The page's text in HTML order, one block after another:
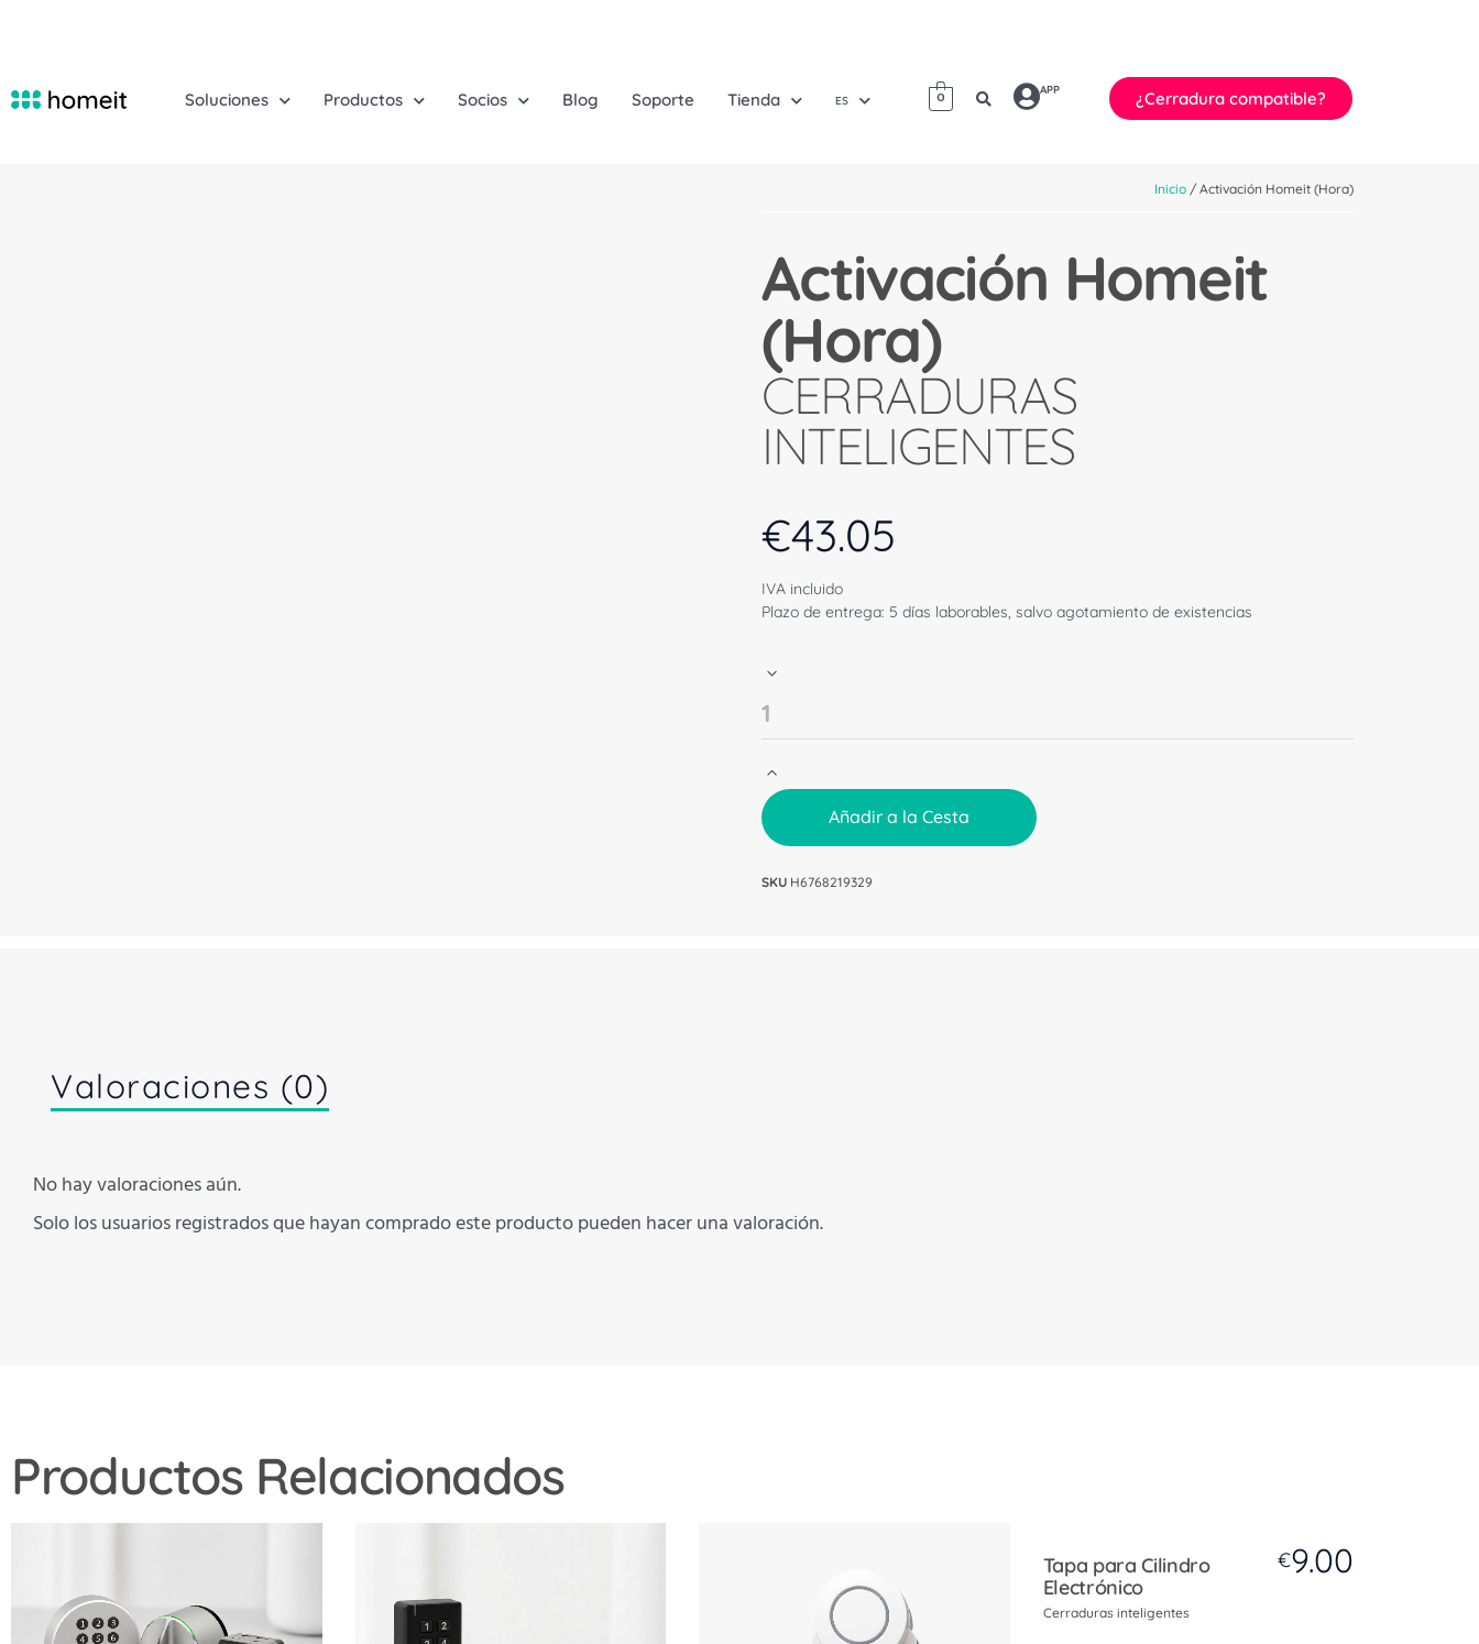
Soluciones Productos Socios Blog Soporte Tienda ES 0
APP ¿Cerradura compatible?
Inicio / Activación Homeit (Hora)
Activación Homeit
(Hora)
CERRADURAS
INTELIGENTES
€43.05
IVA incluido
Plazo de entrega: 5 días laborables, salvo agotamiento de existencias
Añadir a la Cesta
SKU H6768219329
Valoraciones (0)
No hay valoraciones aún.
Solo los usuarios registrados que hayan comprado este producto pueden hacer una valoración.
Productos Relacionados
Tapa para Cilindro
Electrónico
€9.00
Cerraduras inteligentes